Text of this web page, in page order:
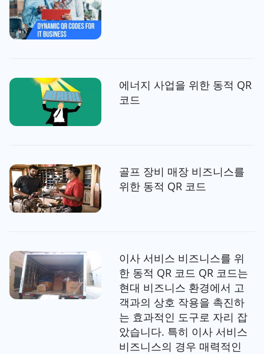
에너지 사업을 위한 동적 QR
코드
골프 장비 매장 비즈니스를
위한 동적 QR 코드
이사 서비스 비즈니스를 위
한 동적 QR 코드 QR 코드는
현대 비즈니스 환경에서 고
객과의 상호 작용을 촉진하
는 효과적인 도구로 자리 잡
았습니다. 특히 이사 서비스
비즈니스의 경우 매력적인